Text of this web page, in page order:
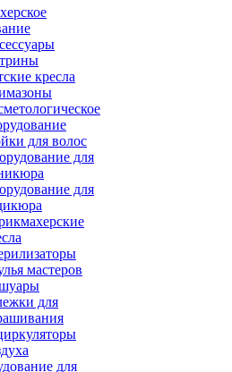
кресла
для волос
для
для
мастеров
для
для